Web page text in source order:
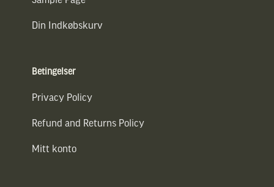
Din Indkøbskurv
Betingelser
Privacy Policy
Refund and Returns Policy
Mitt konto